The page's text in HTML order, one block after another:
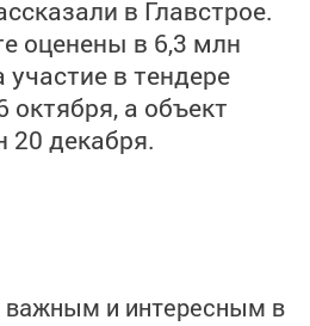
в Главстрое.
оценены в 6,3 млн
в тендере
а объект
20 декабря.
и интересным в